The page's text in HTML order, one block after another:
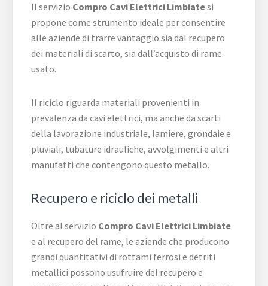
Il servizio Compro Cavi Elettrici Limbiatesi
propone come strumento ideale per consentire
alle aziende di trarre vantaggio sia dal recupero
dei materiali di scarto, sia dall’acquisto di rame
usato.
Il riciclo riguarda materiali provenienti in
prevalenza da cavi elettrici, ma anche da scarti
della lavorazione industriale, lamiere, grondaie e
pluviali, tubature idrauliche, avvolgimenti e altri
manufatti che contengono questo metallo.
Recupero e riciclo dei metalli
Oltre al servizio Compro Cavi Elettrici Limbiate
e al recupero del rame, le aziende che producono
grandi quantitativi di rottami ferrosi e detriti
metallici possono usufruire del recupero e